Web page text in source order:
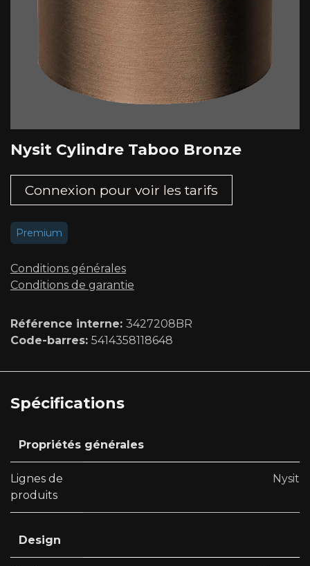
Nysit Cylindre Taboo Bronze
Connexion pour voir les tarifs​
Premium
Conditions générales
Conditions de garantie
Référence interne: 3427208BR
Code-barres: 5414358118648
Spécifications
Propriétés générales
Lignes de
produits
Nysit
Design